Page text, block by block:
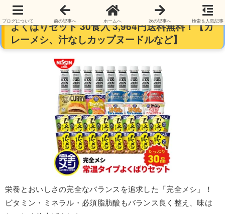
【訳あり】日清 完全メシシリーズ 常温タイプ
よくばりセット 30食入 3,964円送料無料！【カ
レーメシ、汁なしカップヌードルなど】
栄養とおいしさの完全なバランスを追求した「完全メシ」！
ビタミン・ミネラル・必須脂肪酸もバランス良く整え、味は
ブログについて 前の記事へ ホームへ 次の記事へ 検索＆人気記事